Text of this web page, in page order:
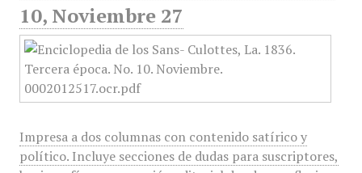
10, Noviembre 27
Impresa a dos columnas con contenido satírico y
político. Incluye secciones de dudas para suscriptores,